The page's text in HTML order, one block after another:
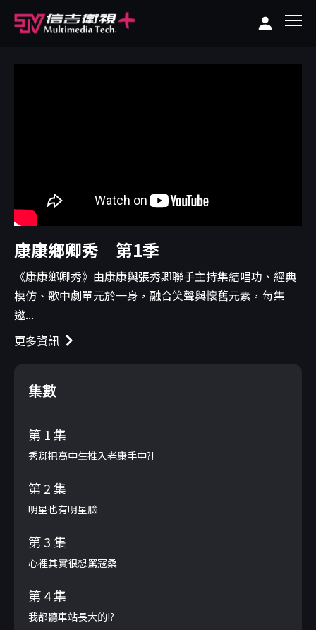
康康鄉卿秀 第1季
《康康鄉卿秀》由康康與張秀卿聯手主持集結唱功、經典
模仿、歌中劇單元於一身，融合笑聲與懷舊元素，每集
邀...
更多資訊
集數
第 1 集
秀卿把高中生推入老康手中?!
第 2 集
明星也有明星臉
第 3 集
心裡其實很想罵寇桑
第 4 集
我都聽車站長大的!?